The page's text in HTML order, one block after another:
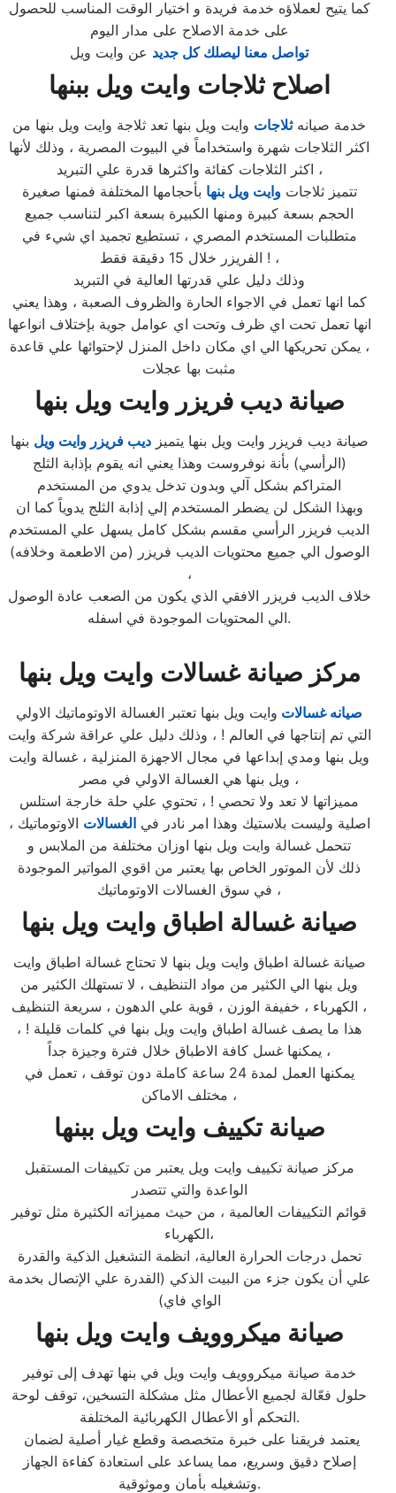
كما يتيح لعملاؤه خدمة فريدة و اختيار الوقت المناسب للحصول
على خدمة الاصلاح على مدار اليوم
تواصل معنا ليصلك كل جديد عن وايت ويل
اصلاح ثلاجات وايت ويل ببنها
خدمة صيانهثلاجات وايت ويل بنها تعد ثلاجة وايت ويل بنها من
اكثر الثلاجات شهرة واستخداماً في البيوت المصرية ، وذلك لأنها
اكثر الثلاجات كفائة واكثرها قدرة علي التبريد ،
تتميز ثلاجاتوايت ويل بنها بأحجامها المختلفة فمنها صغيرة
الحجم بسعة كبيرة ومنها الكبيرة بسعة اكبر لتناسب جميع
متطلبات المستخدم المصري ، تستطيع تجميد اي شيء في
الفريزر خلال 15 دقيقة فقط ! ،
وذلك دليل علي قدرتها العالية في التبريد
كما انها تعمل في الاجواء الحارة والظروف الصعبة ، وهذا يعني
انها تعمل تحت اي ظرف وتحت اي عوامل جوية بإختلاف انواعها
، يمكن تحريكها الي اي مكان داخل المنزل لإحتوائها علي قاعدة
مثبت بها عجلات
صيانة ديب فريزر وايت ويل بنها
صيانة ديب فريزر وايت ويل بنها يتميزديب فريزر وايت ويل بنها
(الرأسي) بأنة نوفروست وهذا يعني انه يقوم بإذابة الثلج
المتراكم بشكل آلي وبدون تدخل يدوي من المستخدم
وبهذا الشكل لن يضطر المستخدم إلي إذابة الثلج يدوياً كما ان
الديب فريزر الرأسي مقسم بشكل كامل يسهل علي المستخدم
الوصول الي جميع محتويات الديب فريزر (من الاطعمة وخلافه)
،
خلاف الديب فريزر الافقي الذي يكون من الصعب عادة الوصول
الي المحتويات الموجودة في اسفله.
مركز صيانة غسالات وايت ويل بنها
صيانه غسالات وايت ويل بنها تعتبر الغسالة الاوتوماتيك الاولي
التي تم إنتاجها في العالم ! ، وذلك دليل علي عراقة شركة وايت
ويل بنها ومدي إبداعها في مجال الاجهزة المنزلية ، غسالة وايت
ويل بنها هي الغسالة الاولي في مصر ،
مميزاتها لا تعد ولا تحصي ! ، تحتوي علي حلة خارجة استلس
اصلية وليست بلاستيك وهذا امر نادر فيالغسالات الاوتوماتيك ،
تتحمل غسالة وايت ويل بنها اوزان مختلفة من الملابس و
ذلك لأن الموتور الخاص بها يعتبر من اقوي المواتير الموجودة
في سوق الغسالات الاوتوماتيك ،
صيانة غسالة اطباق وايت ويل بنها
صيانة غسالة اطباق وايت ويل بنها لا تحتاج غسالة اطباق وايت
ويل بنها الي الكثير من مواد التنظيف ، لا تستهلك الكثير من
الكهرباء ، خفيفة الوزن ، قوية علي الدهون ، سريعة التنظيف ،
هذا ما يصف غسالة اطباق وايت ويل بنها في كلمات قليلة ! ،
يمكنها غسل كافة الاطباق خلال فترة وجيزة جداً ،
يمكنها العمل لمدة 24 ساعة كاملة دون توقف ، تعمل في
مختلف الاماكن ،
صيانة تكييف وايت ويل ببنها
مركز صيانة تكييف وايت ويل يعتبر من تكييفات المستقبل
الواعدة والتي تتصدر
قوائم التكييفات العالمية ، من حيث مميزاته الكثيرة مثل توفير
الكهرباء،
تحمل درجات الحرارة العالية، انظمة التشغيل الذكية والقدرة
علي أن يكون جزء من البيت الذكي (القدرة علي الإتصال بخدمة
الواي فاي)
صيانة ميكروويف وايت ويل بنها
خدمة صيانة ميكروويف وايت ويل في بنها تهدف إلى توفير
حلول فعّالة لجميع الأعطال مثل مشكلة التسخين، توقف لوحة
التحكم أو الأعطال الكهربائية المختلفة.
إصلاح دقيق وسريع، مما يساعد على استعادة كفاءة الجهاز
وتشغيله بأمان وموثوقية.